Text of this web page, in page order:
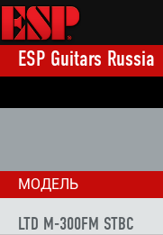
ESP Guitars Russia
МОДЕЛЬ
LTD M-300FM STBC